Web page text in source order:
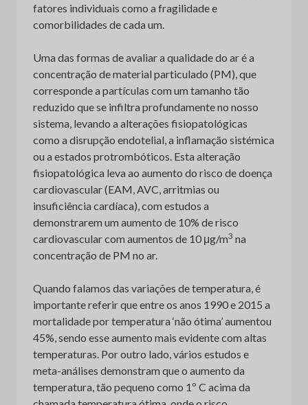
fatores individuais como a fragilidade e
comorbilidades de cada um.
Uma das formas de avaliar a qualidade do ar é a
concentração de material particulado (PM), que
corresponde a partículas com um tamanho tão
reduzido que se infiltra profundamente no nosso
sistema, levando a alterações fisiopatológicas
como a disrupção endotelial, a inflamação sistémica
ou a estados protrombóticos. Esta alteração
fisiopatológica leva ao aumento do risco de doença
cardiovascular (EAM, AVC, arritmias ou
insuficiência cardíaca), com estudos a
demonstrarem um aumento de 10% de risco
cardiovascular com aumentos de 10 μg/m3 na
concentração de PM no ar.
Quando falamos das variações de temperatura, é
importante referir que entre os anos 1990 e 2015 a
mortalidade por temperatura ‘não ótima’ aumentou
45%, sendo esse aumento mais evidente com altas
temperaturas. Por outro lado, vários estudos e
meta-análises demonstram que o aumento da
temperatura, tão pequeno como 1º C acima da